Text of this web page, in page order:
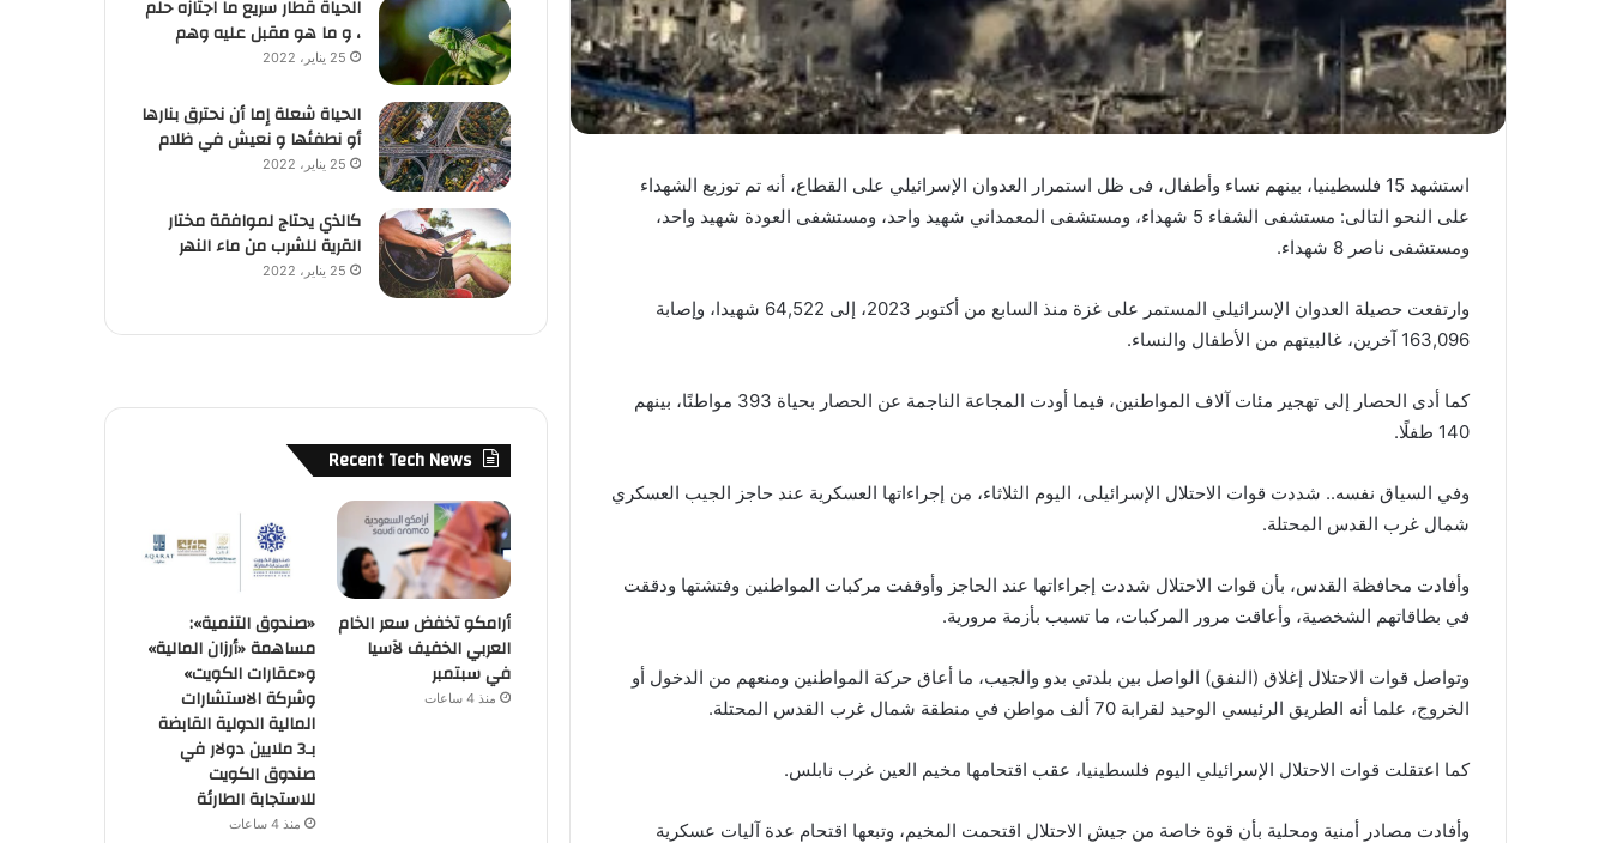
استشهد 15 فلسطينيا، بينهم نساء وأطفال، فى ظل استمرار العدوان الإسرائيلي على القطاع، أنه تم توزيع الشهداء
على النحو التالى: مستشفى الشفاء 5 شهداء، ومستشفى المعمداني شهيد واحد، ومستشفى العودة شهيد واحد،
ومستشفى ناصر 8 شهداء.
وارتفعت حصيلة العدوان الإسرائيلي المستمر على غزة منذ السابع من أكتوبر 2023، إلى 64,522 شهيدا، وإصابة
163,096 آخرين، غالبيتهم من الأطفال والنساء.
كما أدى الحصار إلى تهجير مئات آلاف المواطنين، فيما أودت المجاعة الناجمة عن الحصار بحياة 393 مواطنًا، بينهم
140 طفلًا.
وفي السياق نفسه.. شددت قوات الاحتلال الإسرائيلى، اليوم الثلاثاء، من إجراءاتها العسكرية عند حاجز الجيب العسكري
شمال غرب القدس المحتلة.
وأفادت محافظة القدس، بأن قوات الاحتلال شددت إجراءاتها عند الحاجز وأوقفت مركبات المواطنين وفتشتها ودققت
في بطاقاتهم الشخصية، وأعاقت مرور المركبات، ما تسبب بأزمة مرورية.
وتواصل قوات الاحتلال إغلاق (النفق) الواصل بين بلدتي بدو والجيب، ما أعاق حركة المواطنين ومنعهم من الدخول أو
الخروج، علما أنه الطريق الرئيسي الوحيد لقرابة 70 ألف مواطن في منطقة شمال غرب القدس المحتلة.
كما اعتقلت قوات الاحتلال الإسرائيلي اليوم فلسطينيا، عقب اقتحامها مخيم العين غرب نابلس.
وأفادت مصادر أمنية ومحلية بأن قوة خاصة من جيش الاحتلال اقتحمت المخيم، وتبعها اقتحام عدة آليات عسكرية
الحياة قطار سريع ما اجتازه حلم
، و ما هو مقبل عليه وهم
25 يناير، 2022
الحياة شعلة إما أن نحترق بنارها
أو نطفئها و نعيش في ظلام
25 يناير، 2022
كالذي يحتاج لموافقة مختار
القرية للشرب من ماء النهر
25 يناير، 2022
Recent Tech News
أرامكو تخفض سعر الخام
العربي الخفيف لآسيا
في سبتمبر
منذ 4 ساعات
«صندوق التنمية»:
مساهمة «أرزان المالية»
و«عقارات الكويت»
وشركة الاستشارات
المالية الدولية القابضة
بـ3 ملايين دولار في
صندوق الكويت
للاستجابة الطارئة
منذ 4 ساعات